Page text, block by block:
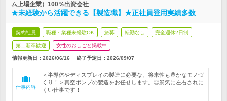
ム上場企業）100％出資会社
★未経験から活躍できる【製造職】★正社員登用実績多数
契約社員 職種・業種未経験OK 急募 転勤なし 完全週休2日制
第二新卒歓迎 女性のおしごと掲載中
情報更新日：2026/06/16 終了予定日： 2026/09/07
仕事内容
＜半導体やディスプレイの製造に必要な、将来性も豊かなモノづ
くり！＞真空ポンプの製造をお任せします。◎景気に左右されに
くい仕事です！